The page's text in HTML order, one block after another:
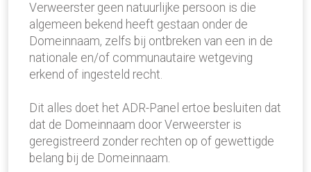
Verweerster geen natuurlijke persoon is die
algemeen bekend heeft gestaan onder de
Domeinnaam, zelfs bij ontbreken van een in de
nationale en/of communautaire wetgeving
erkend of ingesteld recht.
Dit alles doet het ADR-Panel ertoe besluiten dat
dat de Domeinnaam door Verweerster is
geregistreerd zonder rechten op of gewettigde
belang bij de Domeinnaam.